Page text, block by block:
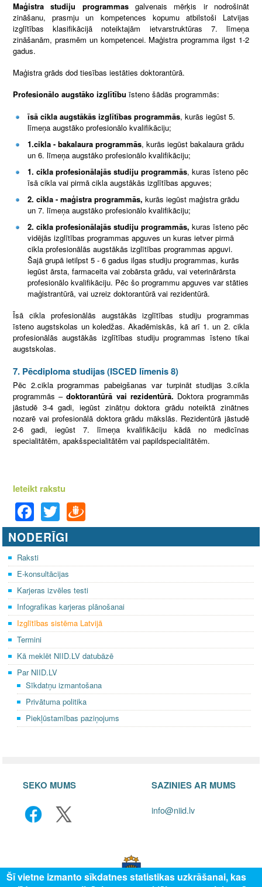
Maģistra studiju programmasgalvenais mērķis ir nodrošināt
zināšanu, prasmju un kompetences kopumu atbilstoši Latvijas
izglītības klasifikācijā noteiktajām ietvarstruktūras 7. līmeņa
zināšanām, prasmēm un kompetencei. Maģistra programma ilgst 1-2
gadus.
Maģistra grāds dod tiesības iestāties doktorantūrā.
Profesionālo augstāko izglītību īsteno šādās programmās:
īsā cikla augstākās izglītības programmās, kurās iegūst 5.
līmeņa augstāko profesionālo kvalifikāciju;
1.cikla - bakalaura programmās, kurās iegūst bakalaura grādu
un 6. līmeņa augstāko profesionālo kvalifikāciju;
1. cikla profesionālajās studiju programmās, kuras īsteno pēc
īsā cikla vai pirmā cikla augstākās izglītības apguves;
2. cikla - maģistra programmās, kurās iegūst maģistra grādu
un 7. līmeņa augstāko profesionālo kvalifikāciju;
2. cikla profesionālajās studiju programmās, kuras īsteno pēc
vidējās izglītības programmas apguves un kuras ietver pirmā
cikla profesionālās augstākās izglītības programmas apguvi.
Šajā grupā ietilpst 5 - 6 gadus ilgas studiju programmas, kurās
iegūst ārsta, farmaceita vai zobārsta grādu, vai veterinārārsta
profesionālo kvalifikāciju. Pēc šo programmu apguves var stāties
maģistrantūrā, vai uzreiz doktorantūrā vai rezidentūrā.
Īsā cikla profesionālās augstākās izglītības studiju programmas
īsteno augstskolas un koledžas. Akadēmiskās, kā arī 1. un 2. cikla
profesionālās augstākās izglītības studiju programmas īsteno tikai
augstskolas.
7. Pēcdiploma studijas (ISCED līmenis 8)
Pēc 2.cikla programmas pabeigšanas var turpināt studijas 3.cikla
programmās –doktorantūrā vai rezidentūrā. Doktora programmās
jāstudē 3-4 gadi, iegūst zinātņu doktora grādu noteiktā zinātnes
nozarē vai profesionālā doktora grādu mākslās. Rezidentūrā jāstudē
2-6 gadi, iegūst 7. līmeņa kvalifikāciju kādā no medicīnas
specialitātēm, apakšspecialitātēm vai papildspecialitātēm.
Ieteikt rakstu
F
a
c
e
b
o
o
k
T
wi
tt
er
ra
u
gi
e
m
NODERĪGI
Raksti
E-konsultācijas
Karjeras izvēles testi
Infografikas karjeras plānošanai
Izglītības sistēma Latvijā
Termini
Kā meklēt NIID.LV datubāzē
Par NIID.LV
Sīkdatņu izmantošana
Privātuma politika
Piekļūstamības paziņojums
SEKO MUMS SAZINIES AR MUMS
info@niid.lv
Šī vietne izmanto sīkdatnes statistikas uzkrāšanai, kas